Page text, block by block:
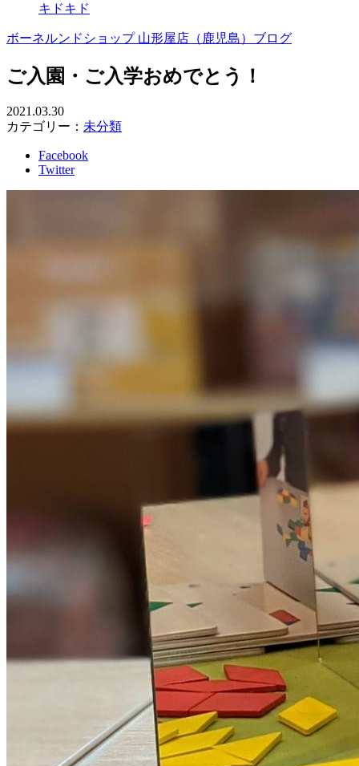
キドキド
ボーネルンドショップ 山形屋店（鹿児島）ブログ
ご入園・ご入学おめでとう！
2021.03.30
カテゴリー： 未分類
Facebook
Twitter